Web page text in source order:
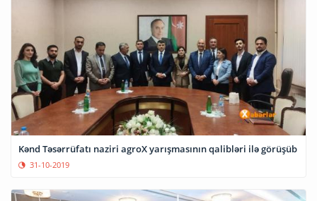
Kənd Təsərrüfatı naziri agroX yarışmasının qalibləri ilə görüşüb
31-10-2019